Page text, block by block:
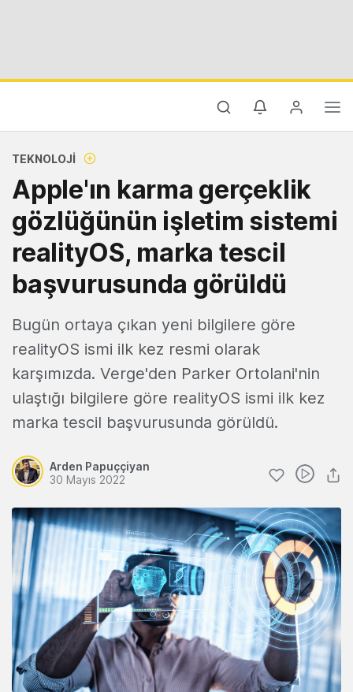
TEKNOLOJI
Apple'ın karma gerçeklik
gözlüğünün işletim sistemi
realityOS, marka tescil
başvurusunda görüldü
Bugün ortaya çıkan yeni bilgilere göre
realityOS ismi ilk kez resmi olarak
karşımızda. Verge'den Parker Ortolani'nin
ulaştığı bilgilere göre realityOS ismi ilk kez
marka tescil başvurusunda görüldü.
Arden Papuççiyan
30 Mayıs 2022